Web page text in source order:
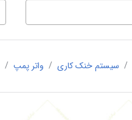
/ سیستم خنک کاری / واتر پمپ /